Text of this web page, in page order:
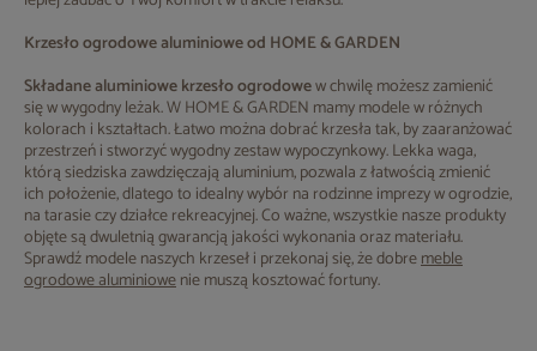
Krzesło ogrodowe aluminiowe od HOME & GARDEN
Składane aluminiowe krzesło ogrodowew chwilę możesz zamienić
się w wygodny leżak. W HOME & GARDEN mamy modele w różnych
kolorach i kształtach. Łatwo można dobrać krzesła tak, by zaaranżować
przestrzeń i stworzyć wygodny zestaw wypoczynkowy. Lekka waga,
którą siedziska zawdzięczają aluminium, pozwala z łatwością zmienić
ich położenie, dlatego to idealny wybór na rodzinne imprezy w ogrodzie,
na tarasie czy działce rekreacyjnej. Co ważne, wszystkie nasze produkty
objęte są dwuletnią gwarancją jakości wykonania oraz materiału.
Sprawdź modele naszych krzeseł i przekonaj się, że dobremeble
ogrodowe aluminiowenie muszą kosztować fortuny.